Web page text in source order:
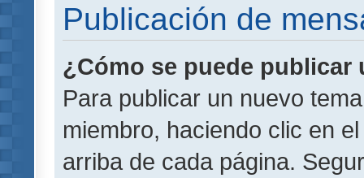
Publicación de
¿Cómo se puede publicar
Para publicar un nuevo
miembro, haciendo clic en
arriba de cada página.